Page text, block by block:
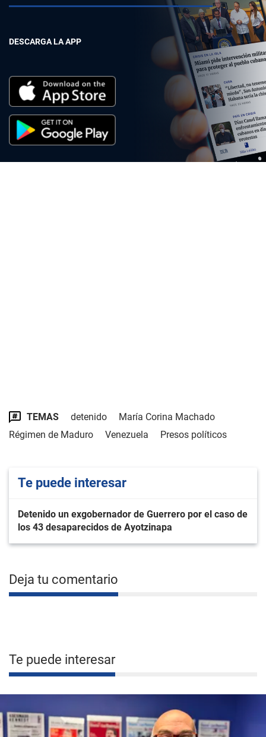
DESCARGA LA APP
TEMAS detenido
María Corina Machado
Régimen de Maduro
Venezuela Presos políticos
Te puede interesar
Detenido un exgobernador de Guerrero por el caso de
los 43 desaparecidos de Ayotzinapa
Deja tu comentario
Te puede interesar